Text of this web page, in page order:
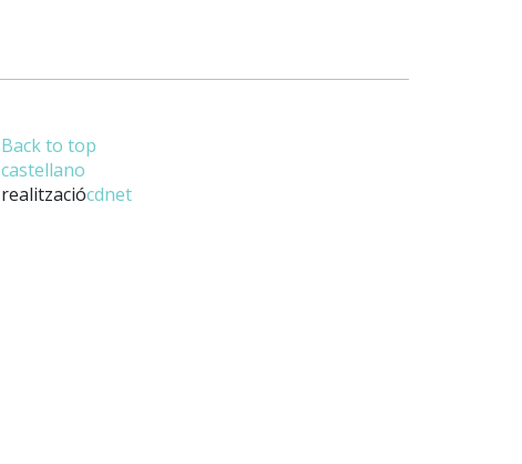
Back to top
castellano
realitzaciócdnet